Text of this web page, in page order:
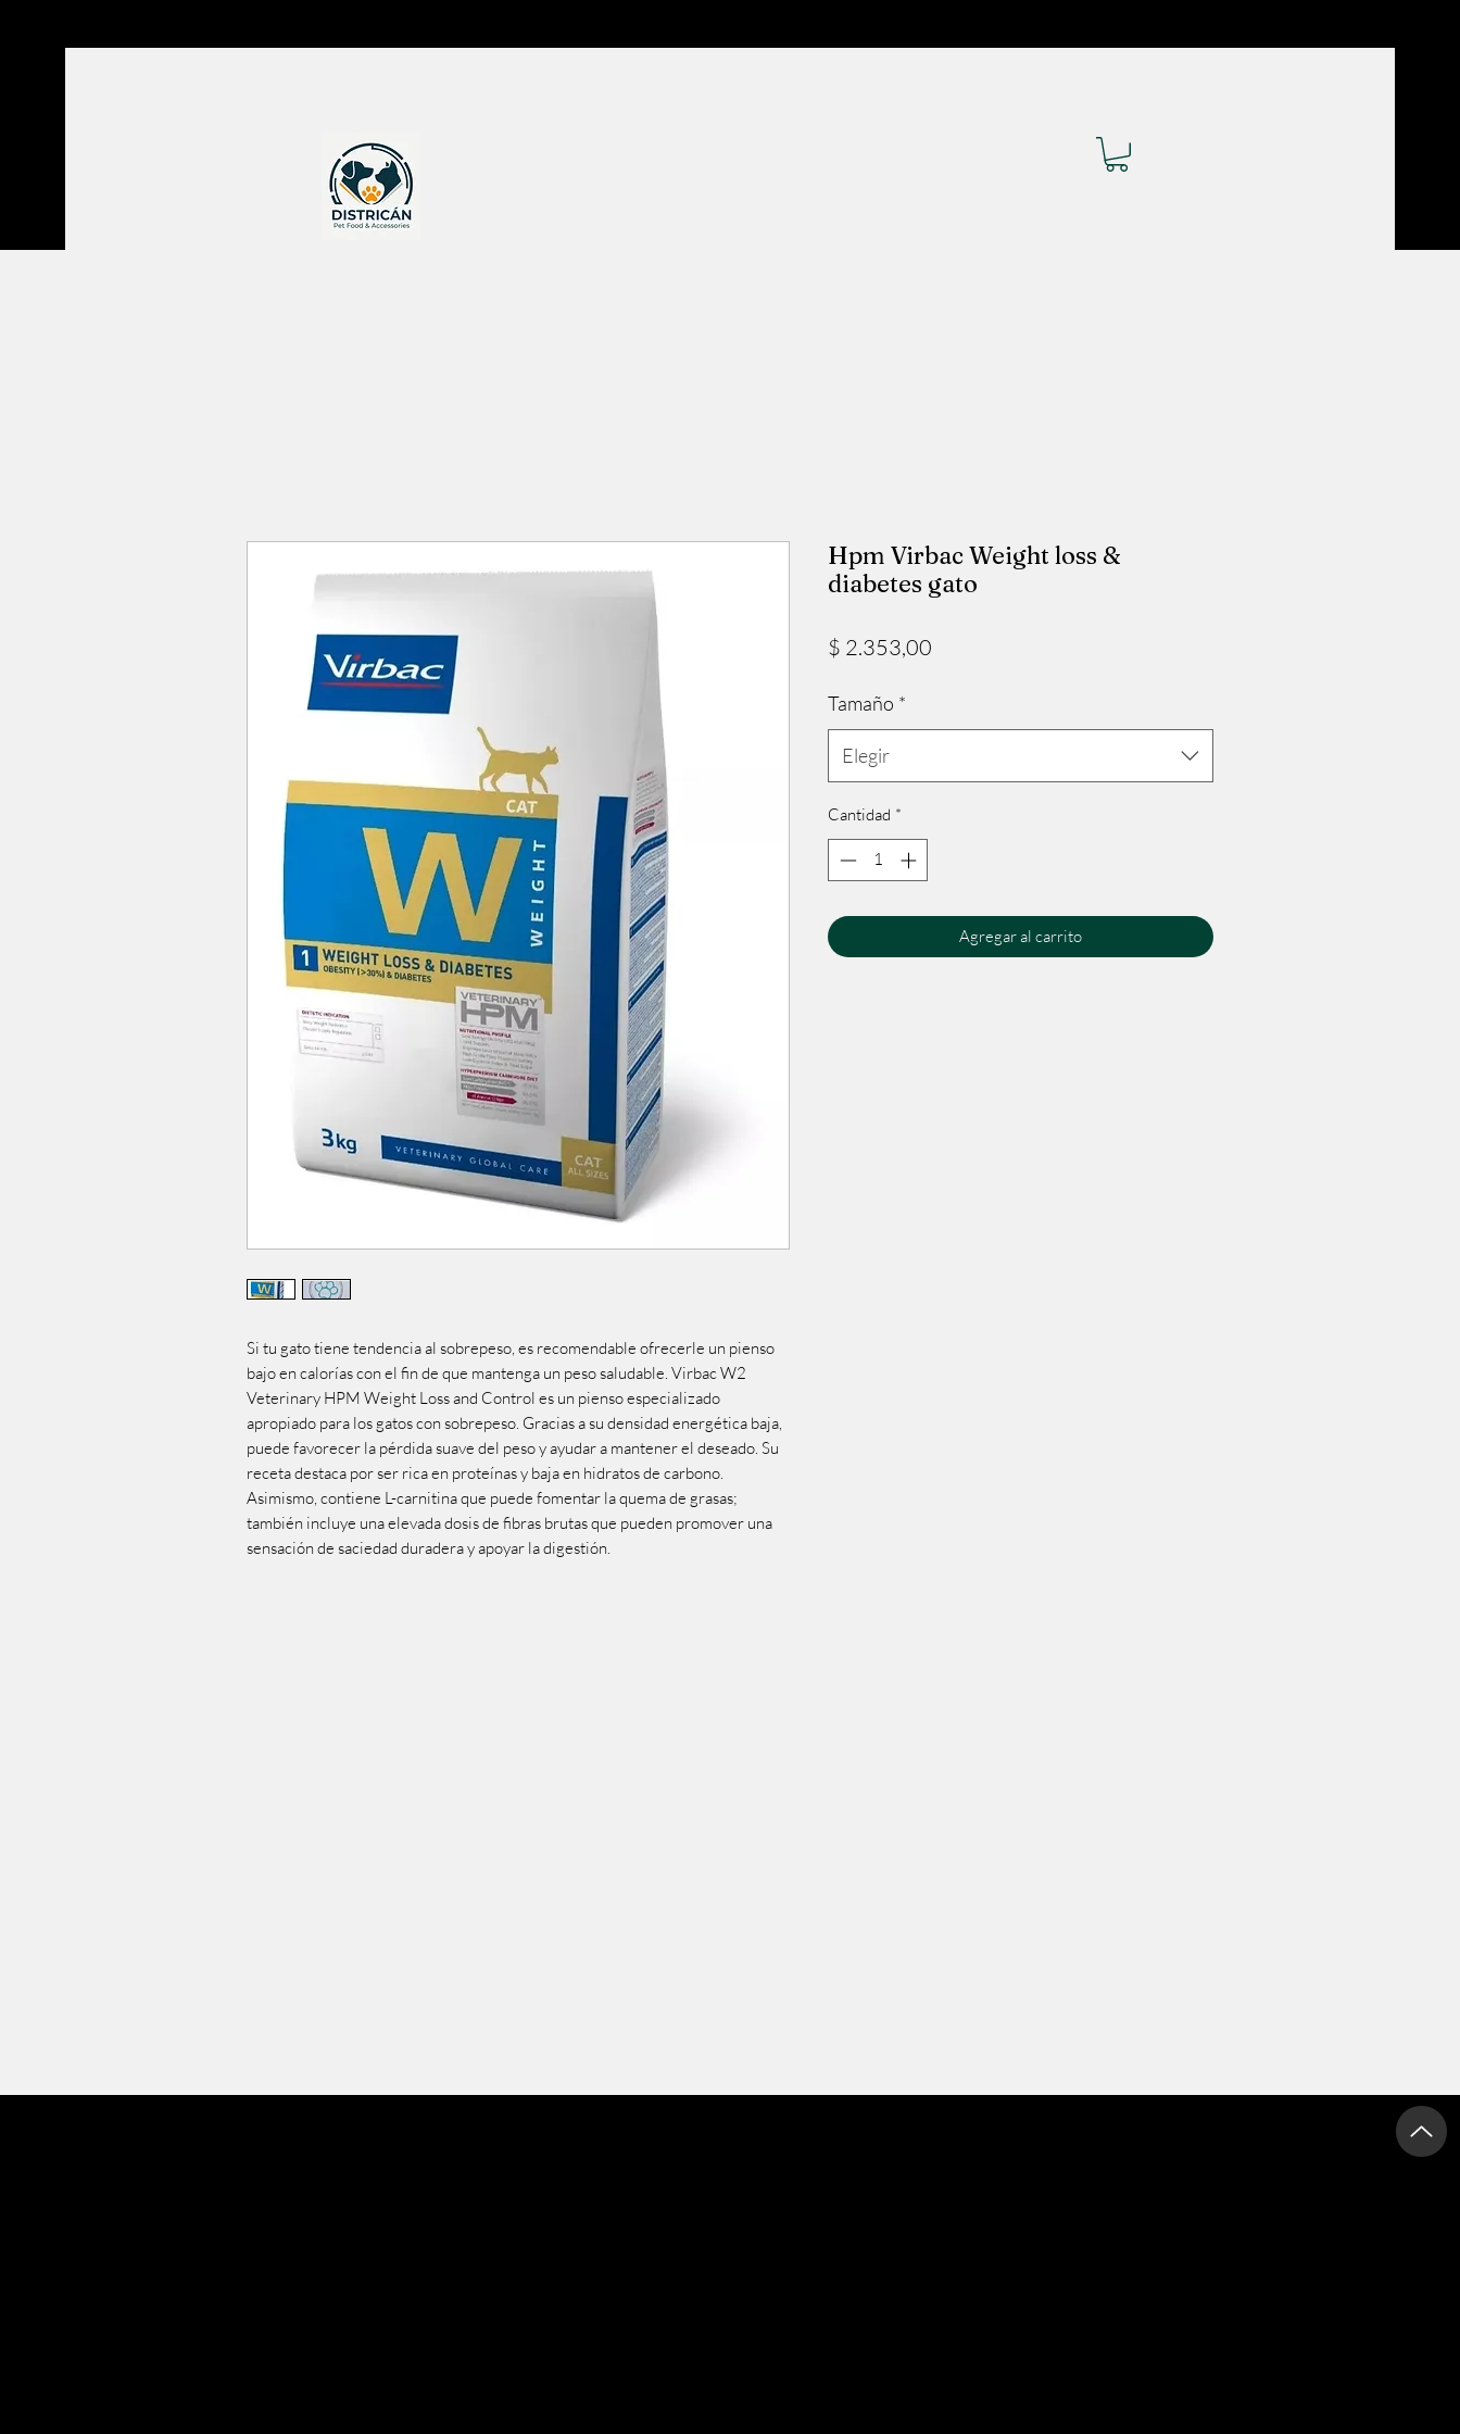
Si tu gato tiene tendencia al sobrepeso, es recomendable ofrecerle un pienso
bajo en calorías con el fin de que mantenga un peso saludable. Virbac W2
Veterinary HPM Weight Loss and Control es un pienso especializado
apropiado para los gatos con sobrepeso. Gracias a su densidad energética baja,
puede favorecer la pérdida suave del peso y ayudar a mantener el deseado. Su
receta destaca por ser rica en proteínas y baja en hidratos de carbono.
Asimismo, contiene L-carnitina que puede fomentar la quema de grasas;
también incluye una elevada dosis de fibras brutas que pueden promover una
sensación de saciedad duradera y apoyar la digestión.
Hpm Virbac Weight loss &
diabetes gato
$ 2.353,00
Tamaño *
Elegir
Cantidad *
Agregar al carrito